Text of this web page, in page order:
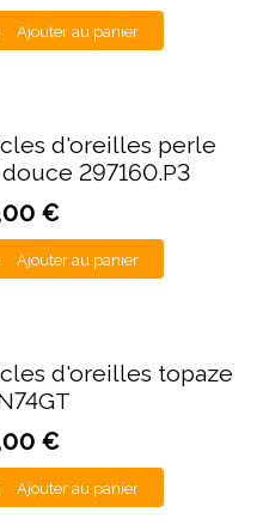
Ajouter au panier
d'oreilles perle
297160.P3
€
Ajouter au panier
d'oreilles topaze
€
Ajouter au panier